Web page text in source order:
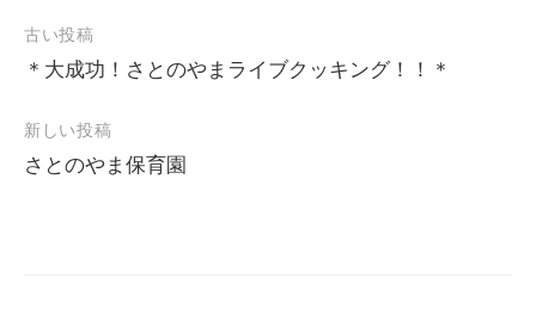
投
稿
ナ
ビ
古い投稿
＊大成功！さとのやまライブクッキング！！＊
新しい投稿
さとのやま保育園